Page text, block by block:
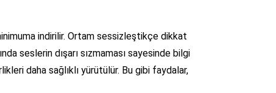
indirilir. Ortam sessizleştikçe dikkat
seslerin dışarı sızmaması sayesinde bilgi
daha sağlıklı yürütülür. Bu gibi faydalar,